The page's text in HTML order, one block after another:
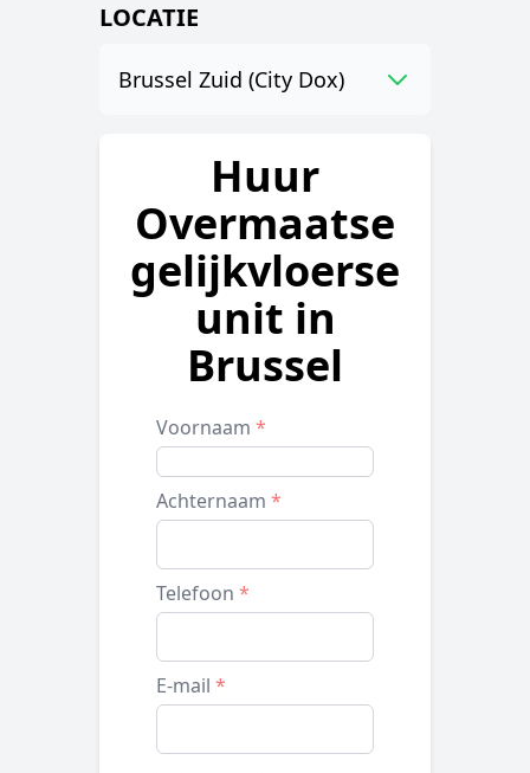
LOCATIE
Brussel Zuid (City Dox)
Huur
Overmaatse
gelijkvloerse
unit in
Brussel
Voornaam *
Achternaam *
Telefoon *
E-mail *